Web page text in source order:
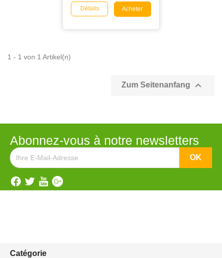
Détails Acheter
1 - 1 von 1 Artikel(n)
Zum Seitenanfang 
Abonnez-vous à notre newsletters
Catégorie